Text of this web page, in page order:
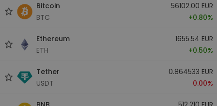
Bitcoin
BTC
56102.00 EUR
+0.80%
Ethereum
ETH
1655.54 EUR
+0.50%
Tether
USDT
0.864533 EUR
0.00%